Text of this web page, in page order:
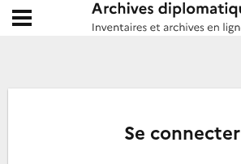
Archives diplomatiques
Ouvrir le menu déroulant
Se connecter